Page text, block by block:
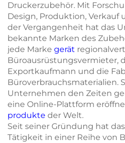
Druckerzubehör. Mit
Design, Produktion, Verkauf
der Vergangenheit hat das
bekannte Marken des
jede Marke gerät
Büroausrüstungsvermieter,
Exportkaufmann und die
Büroverbrauchsmaterialien.
Unternehmen den Zeiten
eine Online-Plattform
produkte der Welt.
Seit seiner Gründung hat
Tätigkeit in einer Reihe von